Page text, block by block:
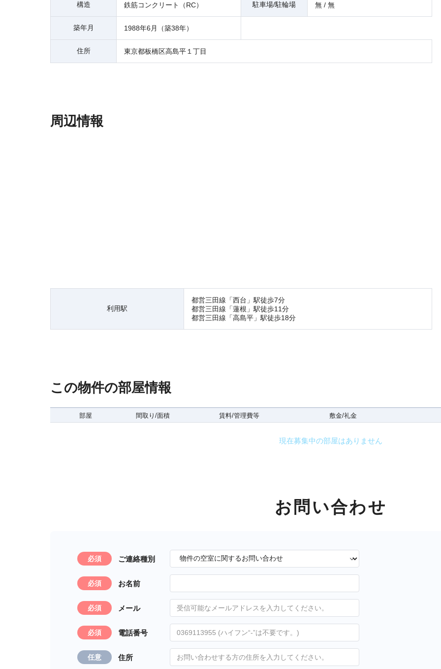
構造 鉄筋コンクリート（RC） 駐車場/駐輪場 無 / 無
築年月 1988年6月（築38年）
住所 東京都板橋区高島平１丁目
周辺情報
利用駅
都営三田線「西台」駅徒歩7分
都営三田線「蓮根」駅徒歩11分
都営三田線「高島平」駅徒歩18分
この物件の部屋情報
部屋 間取り/面積 賃料/管理費等 敷金/礼金
現在募集中の部屋はありません
お問い合わせ
必須 ご連絡種別
必須 お名前
必須 メール
必須 電話番号
任意 住所